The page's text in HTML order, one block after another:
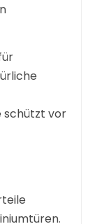
schützt vor